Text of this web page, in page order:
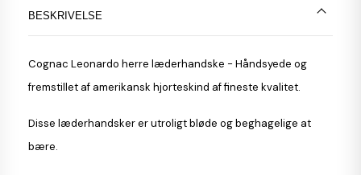
BESKRIVELSE
Cognac Leonardo herre læderhandske - Håndsyede og
fremstillet af amerikansk hjorteskind af fineste kvalitet.
Disse læderhandsker er utroligt bløde og beghagelige at
bære.